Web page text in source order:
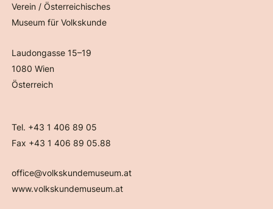
Verein / Österreichisches
Museum für Volkskunde
Laudongasse 15–19
1080 Wien
Österreich
Tel. +43 1 406 89 05
Fax +43 1 406 89 05.88
office@volkskundemuseum.at
www.volkskundemuseum.at